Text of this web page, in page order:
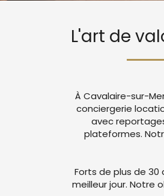
L'art de
À Cavalaire-sur-
conciergerie
avec
plateformes.
Forts de plus de
meilleur jour. Notre